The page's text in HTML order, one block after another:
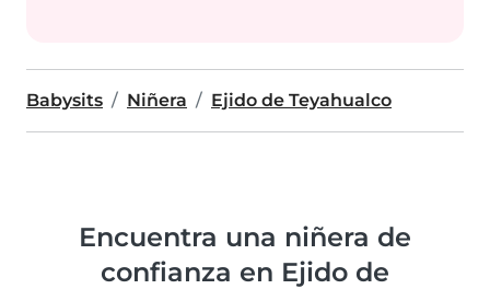
Babysits Niñera Ejido de Teyahualco
Encuentra una niñera de
confianza en Ejido de